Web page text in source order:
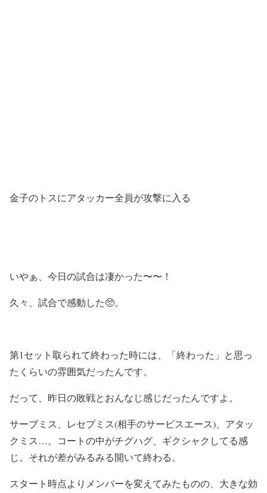
金子のトスにアタッカー全員が攻撃に入る
いやぁ、今日の試合は凄かった〜〜！
久々、試合で感動した🥺。
第1セット取られて終わった時には、「終わった」と思っ
たくらいの雰囲気だったんです。
だって、昨日の敗戦とおんなじ感じだったんですよ。
サーブミス、レセプミス(相手のサービスエース)、アタッ
クミス…。コートの中がチグハグ、ギクシャクしてる感
じ。それが差がみるみる開いて終わる。
スタート時点よりメンバーを変えてみたものの、大きな効